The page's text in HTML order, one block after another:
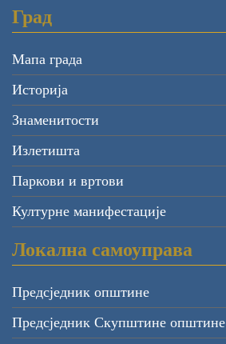
Град
Мапа града
Историја
Знаменитости
Излетишта
Паркови и вртови
Културне манифестације
Локална самоуправа
Предсједник општине
Предсједник Скупштине општине